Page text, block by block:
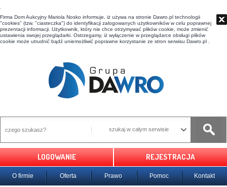
t
Firma Dom Aukcyjny Mariola Nosko informuje, iż używa na stronie Dawro.pl technologii
"cookies" (tzw. "ciasteczka") do identyfikacji zalogowanych użytkowników w celu poprawnej
prezentacji informacji. Użytkownik, który nie chce otrzymywać plików cookie, może zmienić
ustawienia swojej przeglądarki. Ostrzegamy, iż wyłączenie w przeglądarce obsługi plików
cookie może utrudnić bądź uniemożliwić poprawne korzystanie ze stron serwisu Dawro.pl .
szukaj w całym serwisie
LOGOWANIE REJESTRACJA
O firmie Oferta Prawo Pomoc Kontakt